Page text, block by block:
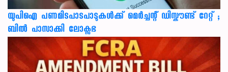
യുപിഐ പണമിടപാടപാടുകൾക്ക് മെർച്ചന്റ് ഡിസ്കൗണ്ട് റേറ്റ് ;
ബിൽ പാസാക്കി ലോക്സഭ